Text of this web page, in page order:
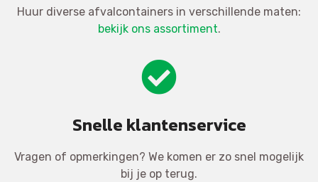
Huur diverse afvalcontainers in verschillende maten:
bekijk ons assortiment.
Snelle klantenservice
Vragen of opmerkingen? We komen er zo snel mogelijk
bij je op terug.